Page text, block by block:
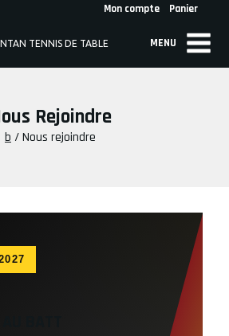
Mon compte Panier
TENNIS DE TABLE MENU
Rejoindre
b /Nous rejoindre